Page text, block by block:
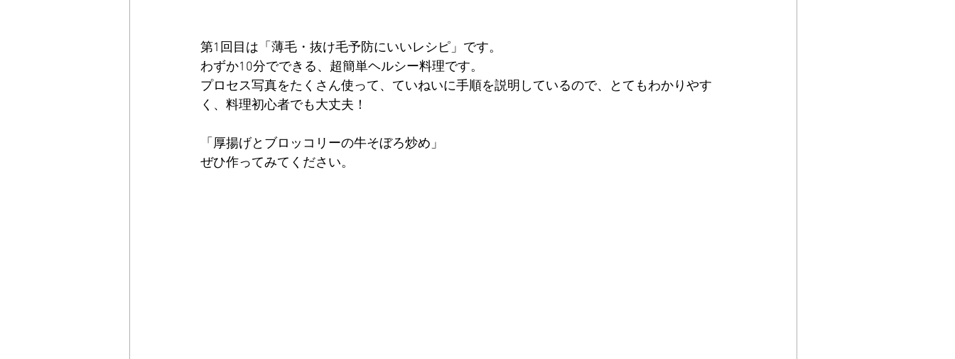
第1回目は「薄毛・抜け毛予防にいいレシピ」です。
わずか10分でできる、超簡単ヘルシー料理です。
プロセス写真をたくさん使って、ていねいに手順を説明しているので、とてもわかりやす
く、料理初心者でも大丈夫！
「厚揚げとブロッコリーの牛そぼろ炒め」
ぜひ作ってみてください。